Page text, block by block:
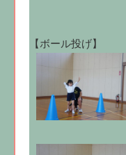
【ボール投げ】